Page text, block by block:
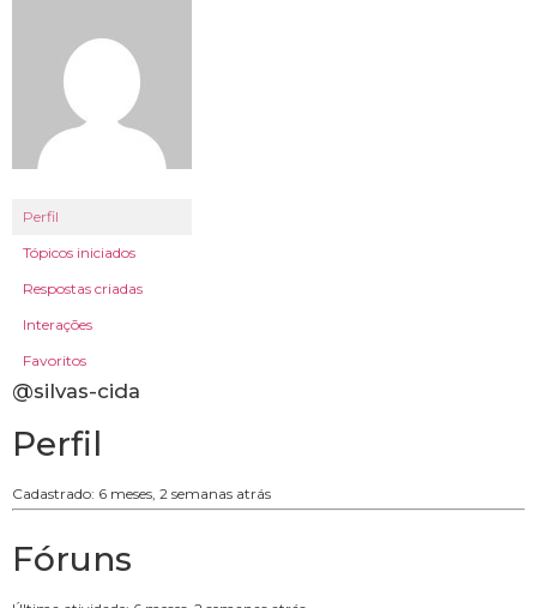
Perfil
Tópicos iniciados
Respostas criadas
Interações
Favoritos
@silvas-cida
Perfil
Cadastrado: 6 meses, 2 semanas atrás
Fóruns